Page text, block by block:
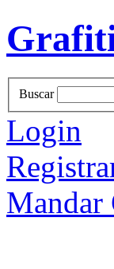
Buscar
Login
Mandar